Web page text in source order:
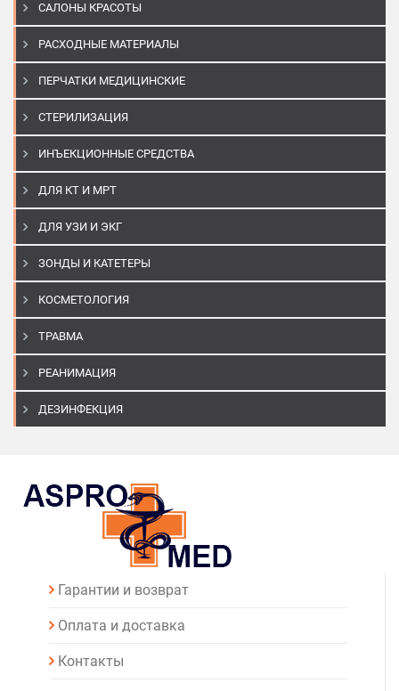
САЛОНЫ КРАСОТЫ
РАСХОДНЫЕ МАТЕРИАЛЫ
ПЕРЧАТКИ МЕДИЦИНСКИЕ
СТЕРИЛИЗАЦИЯ
ИНЪЕКЦИОННЫЕ СРЕДСТВА
ДЛЯ КТ И МРТ
ДЛЯ УЗИ И ЭКГ
ЗОНДЫ И КАТЕТЕРЫ
КОСМЕТОЛОГИЯ
ТРАВМА
РЕАНИМАЦИЯ
ДЕЗИНФЕКЦИЯ
Гарантии и возврат
Оплата и доставка
Контакты